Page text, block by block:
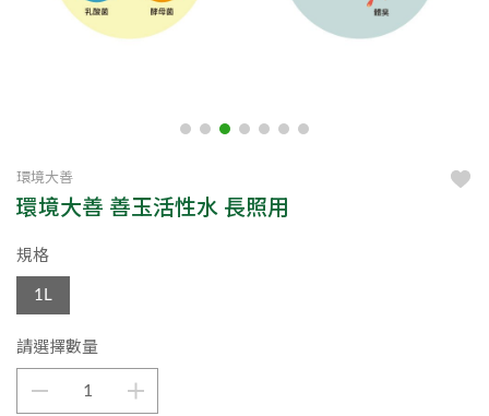
環境大善
環境大善 善玉活性水 長照用
規格
1L
請選擇數量